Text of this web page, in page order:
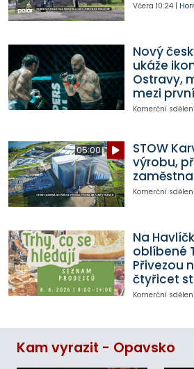
Včera 10:24|
Nový
ukáže
Ostravy,
mezi
Komerční
05:00
STOW
výrobu,
Komerční
Na
oblíbené
Přivezou
čtyřicet
Komerční
Kam vyrazit - Opavsko